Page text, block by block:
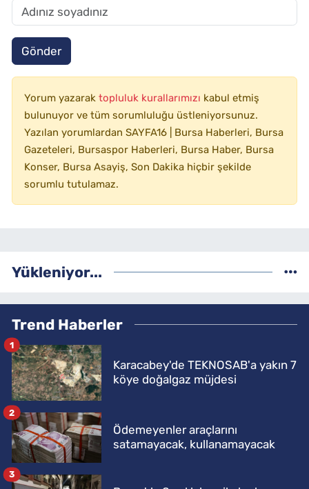
Gönder
Yorum yazarak topluluk kurallarımızı kabul etmiş
bulunuyor ve tüm sorumluluğu üstleniyorsunuz.
Yazılan yorumlardan SAYFA16 | Bursa Haberleri, Bursa
Gazeteleri, Bursaspor Haberleri, Bursa Haber, Bursa
Konser, Bursa Asayiş, Son Dakika hiçbir şekilde
sorumlu tutulamaz.
Yükleniyor...
Trend Haberler
Karacabey'de TEKNOSAB'a yakın 7
köye doğalgaz müjdesi
1
Ödemeyenler araçlarını
satamayacak, kullanamayacak
2
3